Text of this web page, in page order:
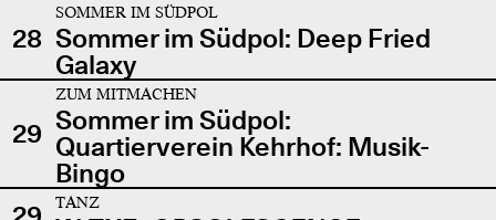
28
SOMMER IM SÜDPOL
Sommer im Südpol: Deep Fried
Galaxy
29
ZUM MITMACHEN
Sommer im Südpol:
Quartierverein Kehrhof: Musik-
Bingo
TANZ